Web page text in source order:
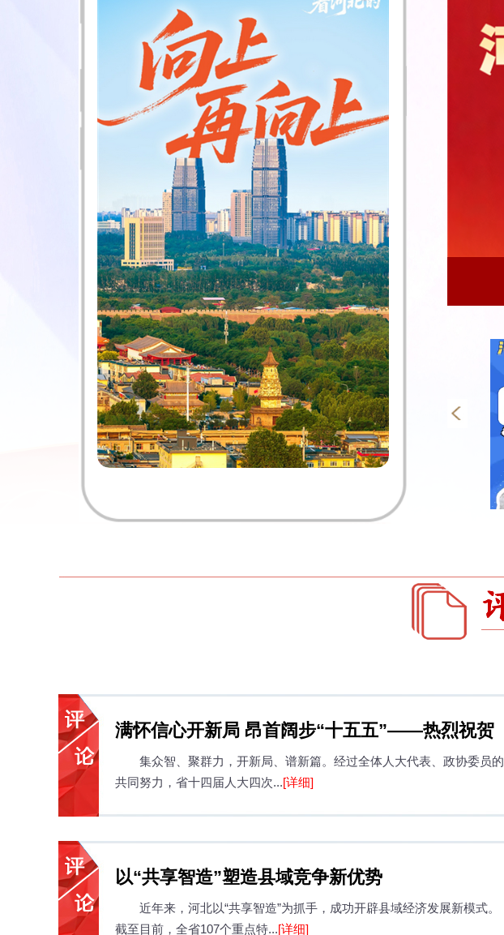
满怀信心开新局 昂首阔步“十五五”——热烈祝贺
省十四届人大四次会议、省政协十三届四次会议
胜利闭幕
集众智、聚群力，开新局、谱新篇。经过全体人大代表、政协委员的
共同努力，省十四届人大四次...[详细]
以“共享智造”塑造县域竞争新优势
近年来，河北以“共享智造”为抓手，成功开辟县域经济发展新模式。
截至目前，全省107个重点特...[详细]